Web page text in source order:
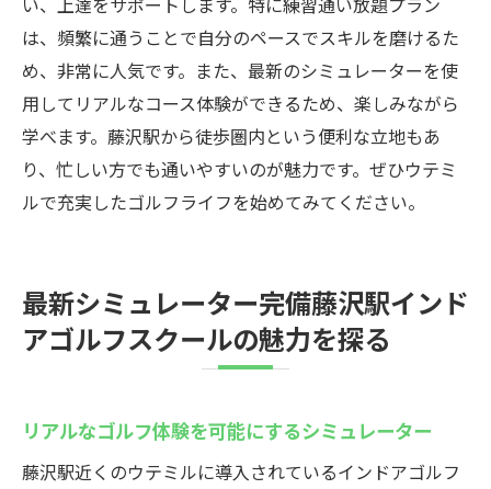
は、頻繁に通うことで自分のペースでスキルを磨けるた
め、非常に人気です。また、最新のシミュレーターを使
用してリアルなコース体験ができるため、楽しみながら
学べます。藤沢駅から徒歩圏内という便利な立地もあ
り、忙しい方でも通いやすいのが魅力です。ぜひウテミ
ルで充実したゴルフライフを始めてみてください。
最新シミュレーター完備藤沢駅インド
アゴルフスクールの魅力を探る
リアルなゴルフ体験を可能にするシミュレーター
藤沢駅近くのウテミルに導入されているインドアゴルフ